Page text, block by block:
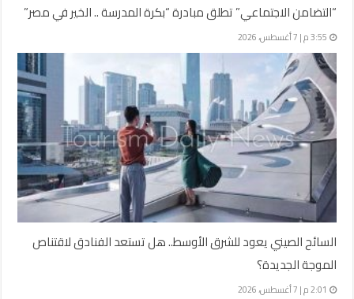
“التضامن الاجتماعي” تطلق مبادرة “بكرة المدرسة .. الخير في مصر”
3:55 م | 7 أغسطس، 2026
السائح الصيني يعود للشرق الأوسط.. هل تستعد الفنادق لاقتناص
الموجة الجديدة؟
2:01 م | 7 أغسطس، 2026